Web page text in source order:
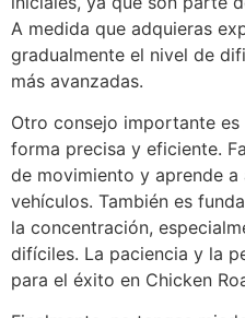
A medida que adquieras
gradualmente el nivel de
más avanzadas.
Otro consejo importante
forma precisa y eficiente.
de movimiento y aprende
vehículos. También es
la concentración,
difíciles. La paciencia y la
para el éxito en Chicken